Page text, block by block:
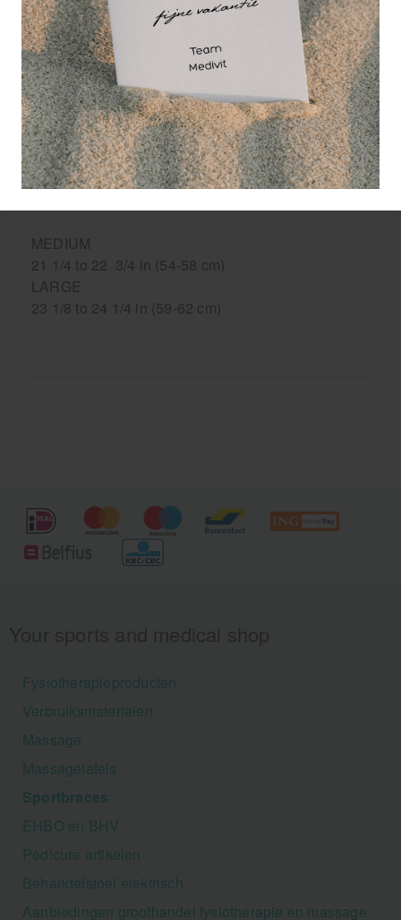
vervaardigd met Forcebloc Foam en heeft een
binnenvoering van CoolMax weefsel om de
zweetopname te versnellen, waardoor de speler
zijn hoofd bij het spel kan houden.
- Sizing
A proper fit is important, determining your size is
simple.
Measure completely around your forehead at the
MEDIUM
21 1/4 to 22 3/4 in (54-58 cm)
LARGE
23 1/8 to 24 1/4 in (59-62 cm)
Fysiotherapieproducten
Verbruiksmaterialen
Massage
Massagetafels
Sportbraces
EHBO en BHV
Pedicure artikelen
Behandelstoel elektrisch
Aanbiedingen groothandel fysiotherapie en massage